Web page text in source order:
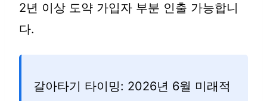
2년 이상 도약 가입자 부분 인출 가능합니
다.
갈아타기 타이밍: 2026년 6월 미래적